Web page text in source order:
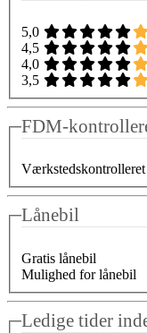
5,0
4,5
4,0
3,5
FDM-
Værkstedskontrolleret
Lånebil
Gratis lånebil
Mulighed for lånebil
Ledige tider